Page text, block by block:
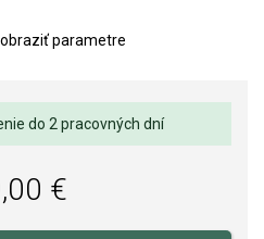
odvahu, fantáziu a vieru, že je
parametre
do 2 pracovných dní
€